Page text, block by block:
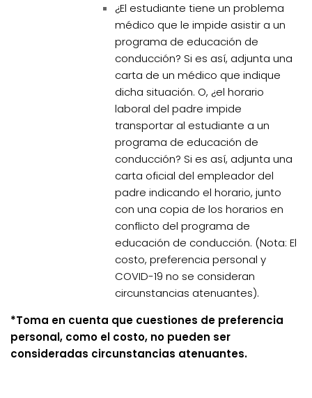
¿El estudiante tiene un problema
médico que le impide asistir a un
programa de educación de
conducción? Si es así, adjunta una
carta de un médico que indique
dicha situación. O, ¿el horario
laboral del padre impide
transportar al estudiante a un
programa de educación de
conducción? Si es así, adjunta una
carta oficial del empleador del
padre indicando el horario, junto
con una copia de los horarios en
conflicto del programa de
educación de conducción. (Nota: El
costo, preferencia personal y
COVID-19 no se consideran
circunstancias atenuantes).
*Toma en cuenta que cuestiones de preferencia
personal, como el costo, no pueden ser
consideradas circunstancias atenuantes.